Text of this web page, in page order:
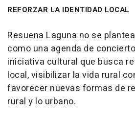
REFORZAR LA IDENTIDAD LOCAL
Resuena Laguna no se
como una agenda de
iniciativa cultural que busca
local, visibilizar la vida rural
favorecer nuevas formas de
rural y lo urbano.